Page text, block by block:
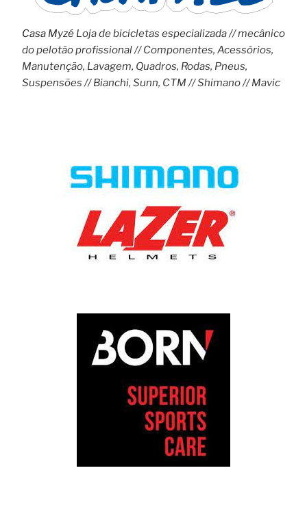
Casa MyzéLoja de bicicletas especializada // mecânico
do pelotão profissional // Componentes, Acessórios,
Manutenção, Lavagem, Quadros, Rodas, Pneus,
Suspensões // Bianchi, Sunn, CTM // Shimano // Mavic